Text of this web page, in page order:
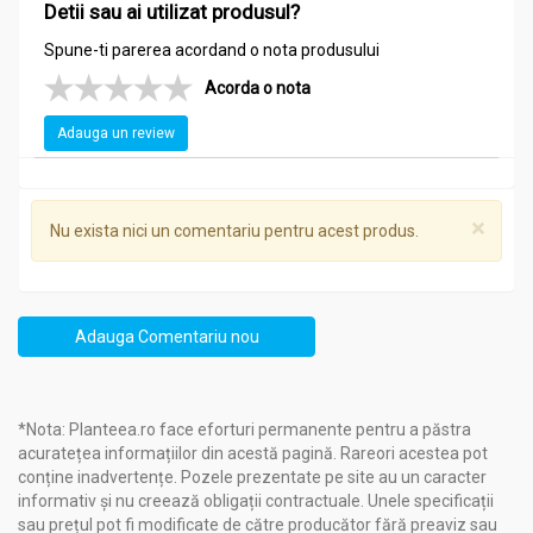
trebui să evite glucomannanul, deoarece acesta poate
agrava simptomele.
Administrare
Glucomannan 450mg 90cps - ADAMS SUPPLEMENTS
înainte de mese.
Detii sau ai utilizat produsul?
Spune-ti parerea acordand o nota produsului
Acorda o nota
Adauga un review
×
Nu exista nici un comentariu pentru acest produs.
Adauga Comentariu nou
*Nota: Planteea.ro face eforturi permanente pentru a păstra
acuratețea informațiilor din acestă pagină. Rareori acestea pot
conține inadvertențe. Pozele prezentate pe site au un caracter
informativ și nu creează obligații contractuale. Unele specificații
sau prețul pot fi modificate de către producător fără preaviz sau